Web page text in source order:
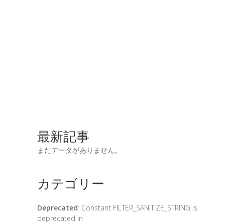
最新記事
まだデータがありません。
カテゴリー
Deprecated: Constant FILTER_SANITIZE_STRING is
deprecated in